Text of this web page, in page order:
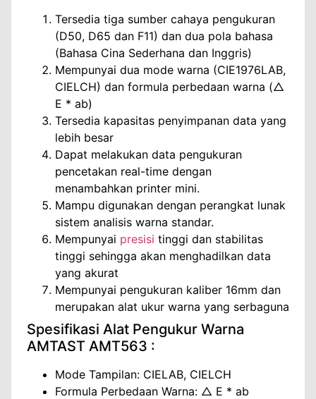
Tersedia tiga sumber cahaya pengukuran
(D50, D65 dan F11) dan dua pola bahasa
(Bahasa Cina Sederhana dan Inggris)
Mempunyai dua mode warna (CIE1976LAB,
CIELCH) dan formula perbedaan warna (△
E * ab)
Tersedia kapasitas penyimpanan data yang
lebih besar
Dapat melakukan data pengukuran
pencetakan real-time dengan
menambahkan printer mini.
Mampu digunakan dengan perangkat lunak
sistem analisis warna standar.
Mempunyai presisi tinggi dan stabilitas
tinggi sehingga akan menghadilkan data
yang akurat
Mempunyai pengukuran kaliber 16mm dan
merupakan alat ukur warna yang serbaguna
Spesifikasi Alat Pengukur Warna
AMTAST AMT563 :
Mode Tampilan: CIELAB, CIELCH
Formula Perbedaan Warna: △ E * ab